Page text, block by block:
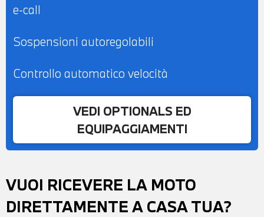
e-call
Sospensioni autoregolabili
Controllo automatico velocità
VEDI OPTIONALS ED
EQUIPAGGIAMENTI
VUOI RICEVERE LA MOTO
DIRETTAMENTE A CASA TUA?